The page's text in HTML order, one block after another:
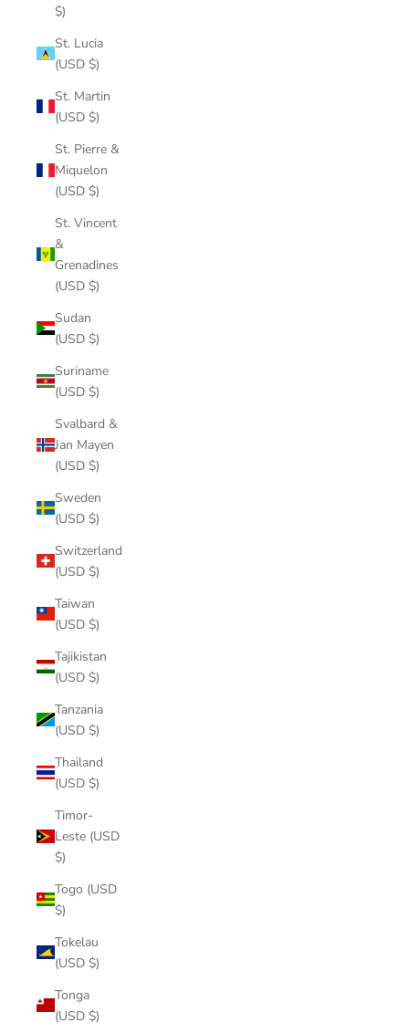
$)
St. Lucia
(USD $)
St. Martin
(USD $)
St. Pierre &
Miquelon
(USD $)
St. Vincent
&
Grenadines
(USD $)
Sudan
(USD $)
Suriname
(USD $)
Svalbard &
Jan Mayen
(USD $)
Sweden
(USD $)
Switzerland
(USD $)
Taiwan
(USD $)
Tajikistan
(USD $)
Tanzania
(USD $)
Thailand
(USD $)
Timor-
Leste (USD
$)
Togo (USD
$)
Tokelau
(USD $)
Tonga
(USD $)